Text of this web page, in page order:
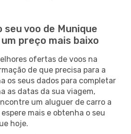
seu voo de Munique
preço mais baixo
ofertas de voos na
de que precisa para a
os seus dados para completar
as datas da sua viagem,
um aluguer de carro a
mais e obtenha o seu
hoje.